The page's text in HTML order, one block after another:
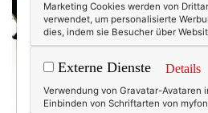
Marketing Cookies werden von
verwendet, um personalisierte
dies, indem sie Besucher über
Externe Dienste Details
Verwendung von Gravatar-Avataren
Einbinden von Schriftarten von